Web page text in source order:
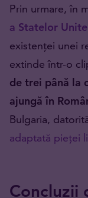
Prin urmare, în
a Statelor Unite
existenței unei
extinde într-o
de trei până la
ajungă în
Bulgaria,
adaptată pieței
Concluzii